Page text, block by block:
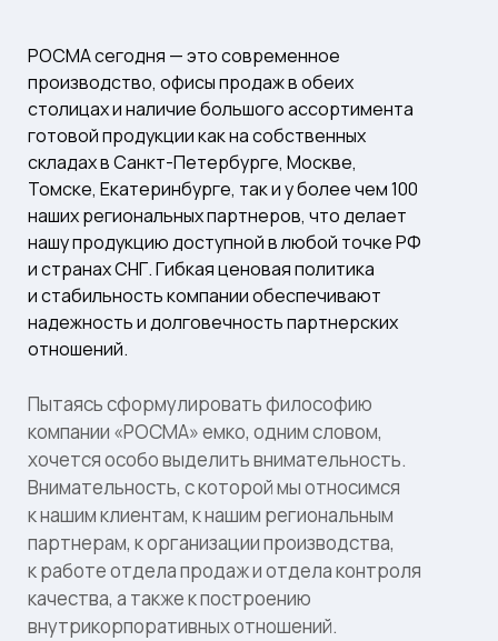
РОСМА сегодня — это современное
производство, офисы продаж в обеих
столицах и наличие большого ассортимента
готовой продукции как на собственных
складах в Санкт-Петербурге, Москве,
Томске, Екатеринбурге, так и у более чем 100
наших региональных партнеров, что делает
нашу продукцию доступной в любой точке РФ
и странах СНГ. Гибкая ценовая политика
и стабильность компании обеспечивают
надежность и долговечность партнерских
отношений.
Пытаясь сформулировать философию
компании «РОСМА» емко, одним словом,
хочется особо выделить внимательность.
Внимательность, с которой мы относимся
к нашим клиентам, к нашим региональным
партнерам, к организации производства,
к работе отдела продаж и отдела контроля
качества, а также к построению
внутрикорпоративных отношений.